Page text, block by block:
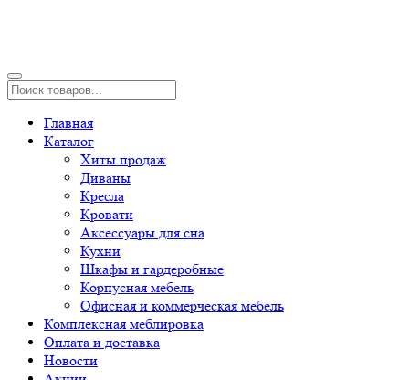
Главная
Каталог
Хиты продаж
Диваны
Кресла
Кровати
Аксессуары для сна
Кухни
Шкафы и гардеробные
Корпусная мебель
Офисная и коммерческая мебель
Комплексная меблировка
Оплата и доставка
Новости